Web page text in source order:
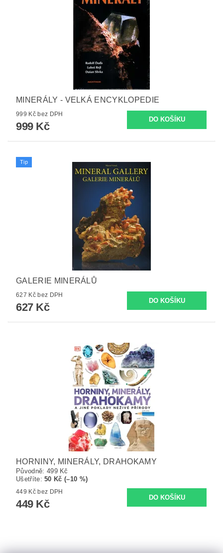
MINERÁLY - VELKÁ ENCYKLOPEDIE
999 Kč bez DPH
999 Kč
Tip
GALERIE MINERÁLŮ
627 Kč bez DPH
627 Kč
HORNINY, MINERÁLY, DRAHOKAMY
Původně: 499 Kč
Ušetříte:50 Kč (–10 %)
449 Kč bez DPH
449 Kč